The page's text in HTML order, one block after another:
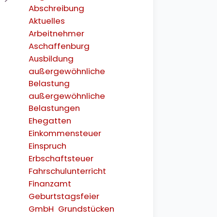
Abschreibung
Aktuelles
Arbeitnehmer
Aschaffenburg
Ausbildung
außergewöhnliche
Belastung
außergewöhnliche
Belastungen
Ehegatten
Einkommensteuer
Einspruch
Erbschaftsteuer
Fahrschulunterricht
Finanzamt
Geburtstagsfeier
GmbH Grundstücken